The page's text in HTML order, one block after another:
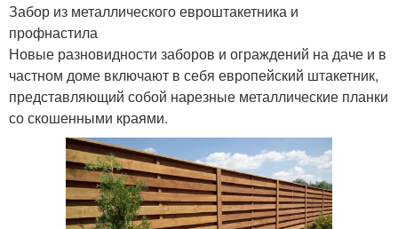
Забор из металлического евроштакетника и
профнастила
Новые разновидности заборов и ограждений на даче и в
частном доме включают в себя европейский штакетник,
представляющий собой нарезные металлические планки
со скошенными краями.